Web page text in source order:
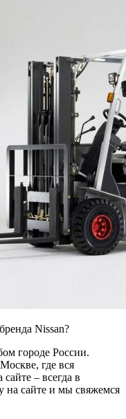
Nissan?
городе России.
где вся
– всегда в
на сайте и мы свяжемся